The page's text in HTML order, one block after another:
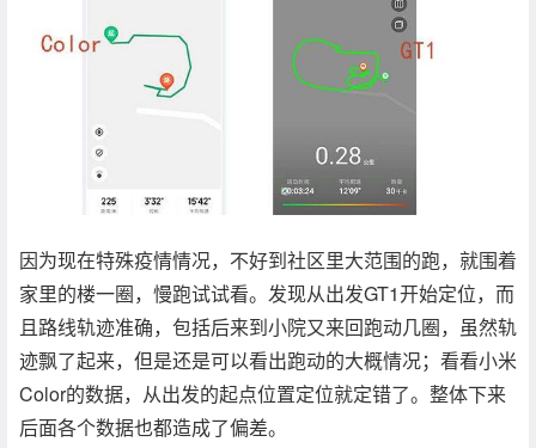
因为现在特殊疫情情况，不好到社区里大范围的跑，就围着
家里的楼一圈，慢跑试试看。发现从出发GT1开始定位，而
且路线轨迹准确，包括后来到小院又来回跑动几圈，虽然轨
迹飘了起来，但是还是可以看出跑动的大概情况；看看小米
Color的数据，从出发的起点位置定位就定错了。整体下来
后面各个数据也都造成了偏差。